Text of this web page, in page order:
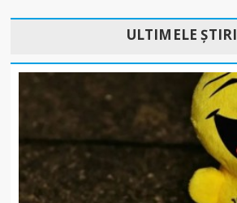
ULTIMELE ȘTIRI